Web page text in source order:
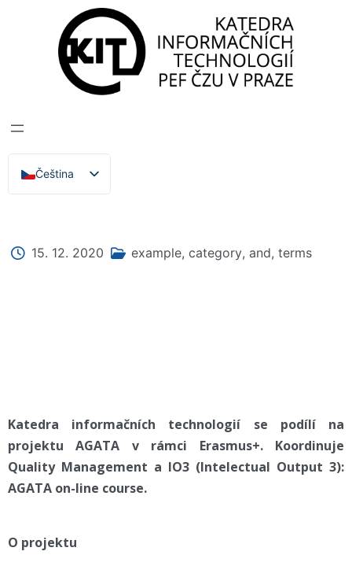
Čeština
English
informačních technologií
Zprávy, Akce,
AGATA – PROJEKT
15. 12. 2020 example, category, and, terms
Katedra informačních technologií se podílí na
projektu AGATA v rámci Erasmus+. Koordinuje
Quality Management a IO3 (Intelectual Output 3):
AGATA on-line course.
O projektu